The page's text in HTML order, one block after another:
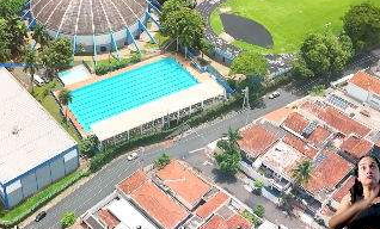
entrega
de Sumaré
AA